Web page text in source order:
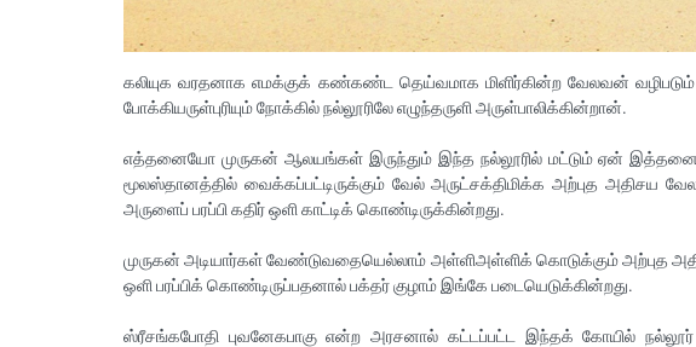
கலியுக வரதனாக எமக்குக் கண்கண்ட தெய்வமாக மிளிர்கின்ற வேலவன்
போக்கியருள்புரியும் நோக்கில் நல்லூரிலே எழுந்தருளி அருள்பாலிக்கின்றான்.
எத்தனையோ முருகன் ஆலயங்கள் இருந்தும் இந்த நல்லூரில் மட்டும் ஏன் இத்தனை
மூலஸ்தானத்தில் வைக்கப்பட்டிருக்கும் வேல் அருட்சக்திமிக்க அற்புத அதிசய
அருளைப் பரப்பி கதிர் ஒளி காட்டிக் கொண்டிருக்கின்றது.
முருகன் அடியார்கள் வேண்டுவதையெல்லாம் அள்ளிஅள்ளிக் கொடுக்கும் அற்புத
ஒளி பரப்பிக் கொண்டிருப்பதனால் பக்தர் குழாம் இங்கே படையெடுக்கின்றது.
ஸ்ரீசங்கபோதி புவனேகபாகு என்ற அரசனால் கட்டப்பட்ட இந்தக் கோயில்